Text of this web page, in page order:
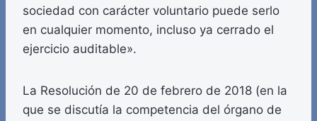
sociedad con carácter voluntario puede serlo
en cualquier momento, incluso ya cerrado el
ejercicio auditable».
La Resolución de 20 de febrero de 2018 (en la
que se discutía la competencia del órgano de